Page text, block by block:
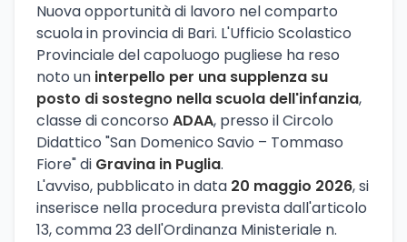
Nuova opportunità di lavoro nel comparto
scuola in provincia di Bari. L'Ufficio Scolastico
Provinciale del capoluogo pugliese ha reso
noto un interpello per una supplenza su
posto di sostegno nella scuola dell'infanzia,
classe di concorso ADAA, presso il Circolo
Didattico "San Domenico Savio – Tommaso
Fiore" di Gravina in Puglia.
L'avviso, pubblicato in data 20 maggio 2026, si
inserisce nella procedura prevista dall'articolo
13, comma 23 dell'Ordinanza Ministeriale n.